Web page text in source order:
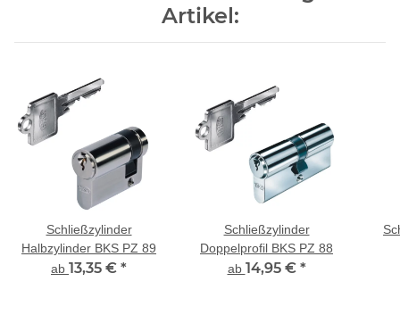
Artikel:
Schließzylinder
Halbzylinder BKS PZ 89
ab 13,35 € *
Schließzylinder
Doppelprofil BKS PZ 88
ab 14,95 € *